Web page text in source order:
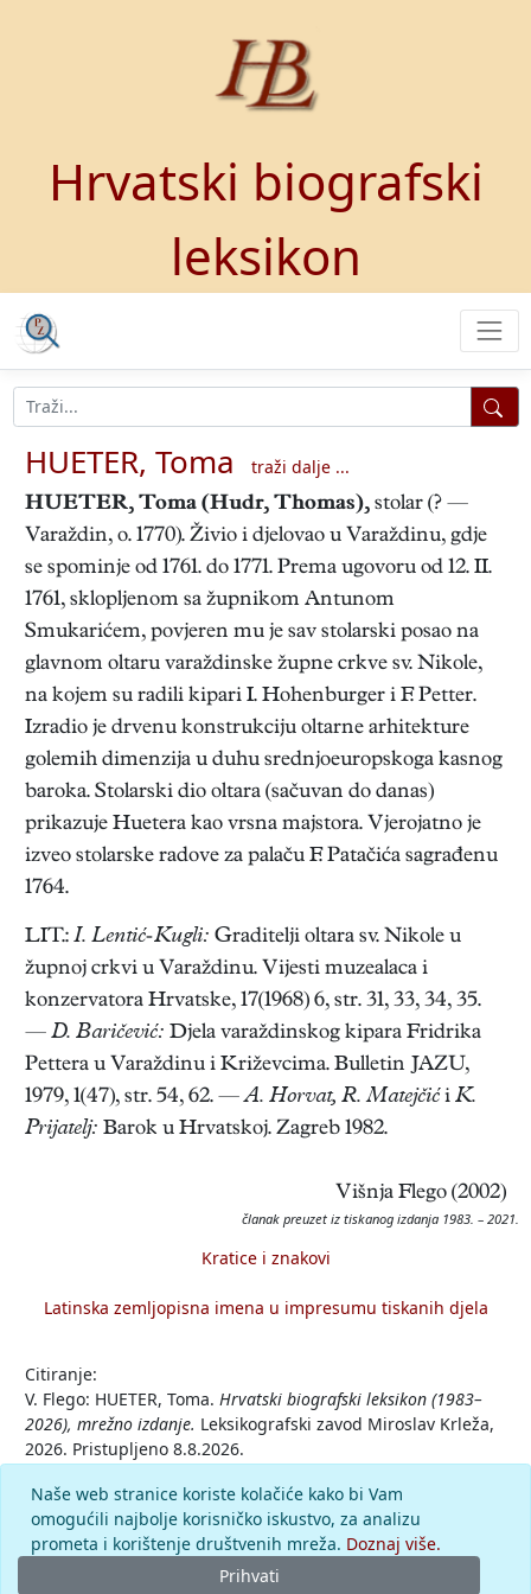
Hrvatski biografski
leksikon
HUETER, Toma
traži dalje ...
HUETER, Toma (Hudr, Thomas), stolar (? —
Varaždin, o. 1770). Živio i djelovao u Varaždinu, gdje
se spominje od 1761. do 1771. Prema ugovoru od 12. II.
1761, sklopljenom sa župnikom Antunom
Smukarićem, povjeren mu je sav stolarski posao na
glavnom oltaru varaždinske župne crkve sv. Nikole,
na kojem su radili kipari I. Hohenburger i F. Petter.
Izradio je drvenu konstrukciju oltarne arhitekture
golemih dimenzija u duhu srednjoeuropskoga kasnog
baroka. Stolarski dio oltara (sačuvan do danas)
prikazuje Huetera kao vrsna majstora. Vjerojatno je
izveo stolarske radove za palaču F. Patačića sagrađenu
1764.
LIT.: I. Lentić-Kugli: Graditelji oltara sv. Nikole u
župnoj crkvi u Varaždinu. Vijesti muzealaca i
konzervatora Hrvatske, 17(1968) 6, str. 31, 33, 34, 35.
— D. Baričević: Djela varaždinskog kipara Fridrika
Pettera u Varaždinu i Križevcima. Bulletin JAZU,
1979, 1(47), str. 54, 62. —A. Horvat, R. Matejčić i K.
Prijatelj: Barok u Hrvatskoj. Zagreb 1982.
Višnja Flego (2002)
članak preuzet iz tiskanog izdanja 1983. – 2021.
Kratice i znakovi
Latinska zemljopisna imena u impresumu tiskanih djela
Citiranje:
V. Flego: HUETER, Toma. Hrvatski biografski leksikon (1983–
2026), mrežno izdanje. Leksikografski zavod Miroslav Krleža,
2026. Pristupljeno 8.8.2026.
Komentar
Naše web stranice koriste kolačiće kako bi Vam
omogućili najbolje korisničko iskustvo, za analizu
prometa i korištenje društvenih mreža. Doznaj više.
Prihvati